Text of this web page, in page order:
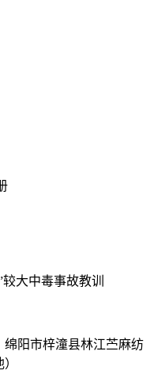
大中毒事故教训
绵阳市梓潼县林江苎麻纺